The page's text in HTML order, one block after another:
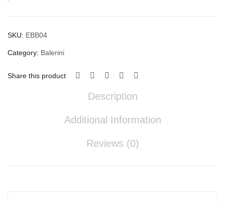
SKU: EBB04
Category: Balerini
Share this product
Description
Additional Information
Reviews (0)